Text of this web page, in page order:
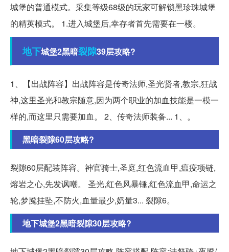
城堡的普通模式。采集等级68级的玩家可解锁黑珍珠城堡
的精英模式。 1.进入城堡后,幸存者首先需要在一楼。
地下城堡2黑暗裂隙39层攻略?
1、【出战阵容】出战阵容是传奇法师,圣光贤者,教宗,狂战
神,这里圣光和教宗随意,因为两个职业的加血技能是一模一
样的,而这里只需要加血。 2、传奇法师装备... 1、。
黑暗裂隙60层攻略?
裂隙60层配装阵容。神官骑士,圣庭,红色流血甲,瘟疫项链,
熔岩之心,先发讽嘲。 圣光,红色风暴锤,红色流血甲,命运之
轮,梦魇挂坠,不防火,血量最少,奶量3... 裂隙6。
地下城堡2黑暗裂隙30层攻略?